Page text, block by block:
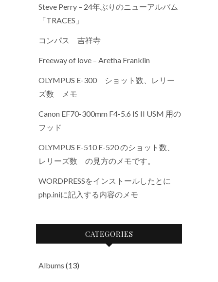
Steve Perry – 24年ぶりのニューアルバム
「TRACES」
コンパス 吉祥寺
Freeway of love – Aretha Franklin
OLYMPUS E-300 ショット数、レリー
ズ数 メモ
Canon EF70-300mm F4-5.6 IS II USM 用の
フッド
OLYMPUS E-510 E-520 のショット数、
レリーズ数 の見方のメモです。
WORDPRESSをインストールしたとに
php.iniに記入する内容のメモ
CATEGORIES
Albums (13)